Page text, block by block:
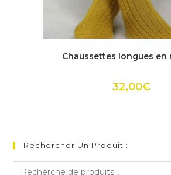
Ce
a
Les
options
Chaussettes longues en
32,00€
Rechercher Un Produit :